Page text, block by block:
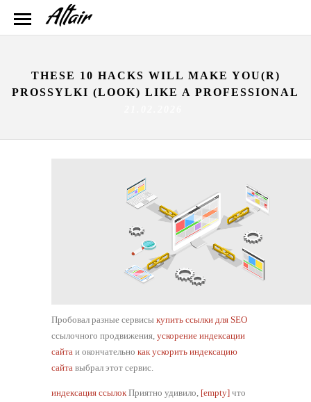
THESE 10 HACKS WILL MAKE YOU(R)
PROSSYLKI (LOOK) LIKE A PROFESSIONAL
Пробовал разные сервисы купить ссылки для SEO
ссылочного продвижения, ускорение индексации
сайта и окончательно как ускорить индексацию
сайта выбрал этот сервис.
индексация ссылок Приятно удивило, [empty] что